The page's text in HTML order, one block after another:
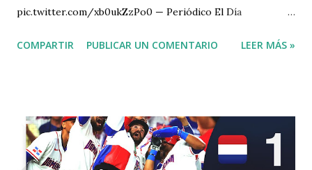
pic.twitter.com/xb0ukZzPo0 — Periódico El Día
COMPARTIR PUBLICAR UN COMENTARIO LEER MÁS »